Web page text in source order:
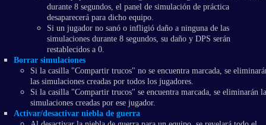
durante 8 segundos, el panel de simulación de práctica
desaparecerá para dicho equipo.
Si un jugador no sanó o infligió daño a ninguna de las
simulaciones durante 8 segundos, su daño y DPS serán
restablecidos a 0.
Borrar simulaciones
Si la casilla "Compartir trucos" no se encuentra marcada, se
las simulaciones creadas por todos los jugadores.
Si la casilla "Compartir trucos" se encuentra marcada, se eliminarán
simulaciones creadas por ese jugador.
Activar/desactivar niebla de guerra